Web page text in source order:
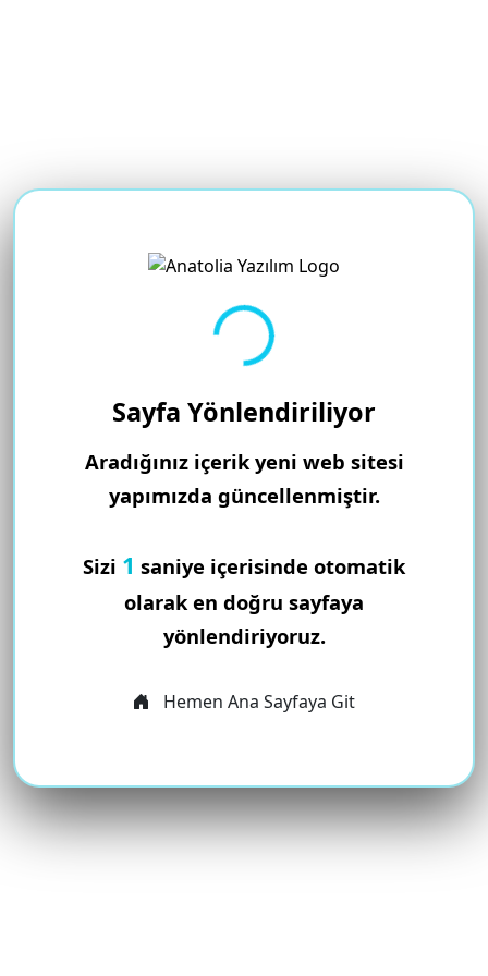
Yükleniyor...
Sayfa Yönlendiriliyor
Aradığınız içerik yeni web sitesi
yapımızda güncellenmiştir.
Sizi 1 saniye içerisinde otomatik
olarak en doğru sayfaya
yönlendiriyoruz.
Hemen Ana Sayfaya Git